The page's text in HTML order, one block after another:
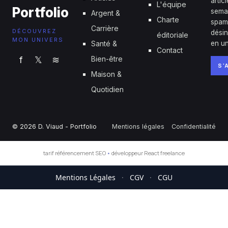
Portfolio
DÉCOUVREZ
MON UNIVERS
f 𝕏 ≋
Argent &
Carrière
Santé &
Bien-être
Maison &
Quotidien
L'équipe
Charte
éditoriale
Contact
en
© 2026 D. Viaud - Portfolio Mentions légales Confidentialité
tarif référencement SEO • développeur React freelance
Mentions Légales · CGV · CGU